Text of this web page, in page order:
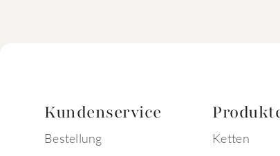
Kundenservice
Bestellung
Ketten